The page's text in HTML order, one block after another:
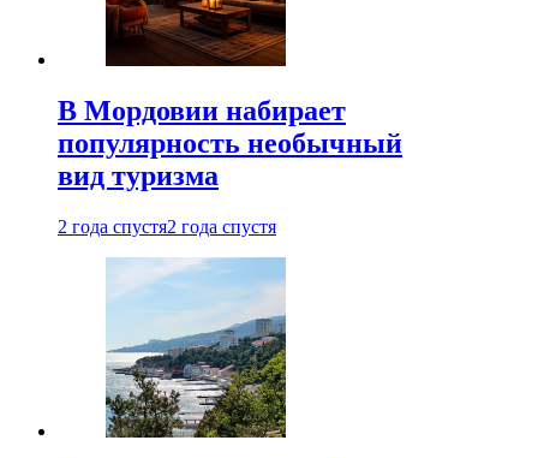
В Мордовии набирает
популярность необычный
вид туризма
2 года спустя2 года спустя